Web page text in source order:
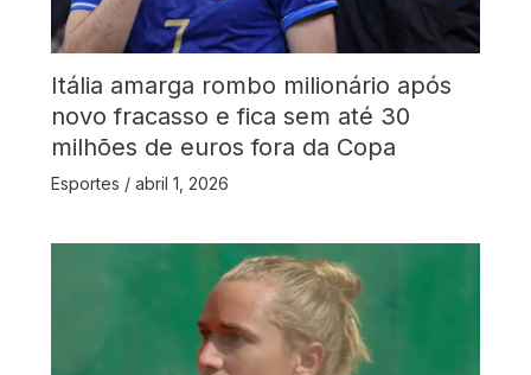
Itália amarga rombo milionário após
novo fracasso e fica sem até 30
milhões de euros fora da Copa
Esportes / abril 1, 2026